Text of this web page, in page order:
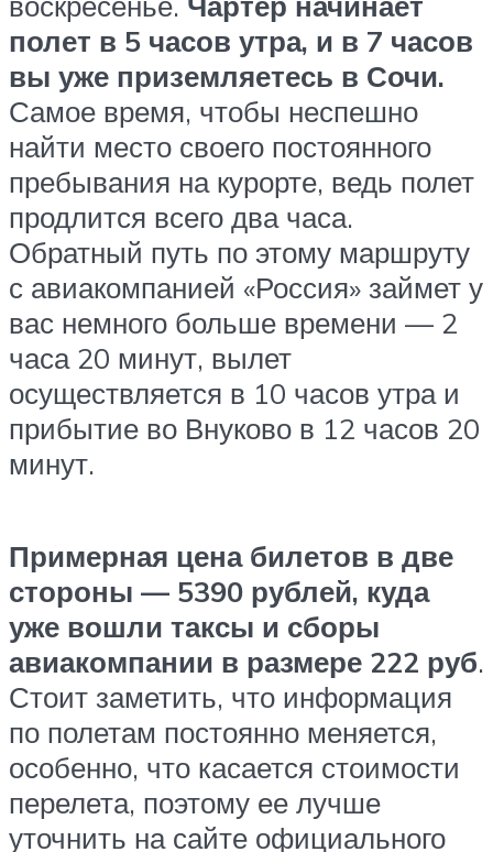
полет в 5 часов утра, и в 7 часов
вы уже приземляетесь в Сочи.
Самое время, чтобы неспешно
найти место своего постоянного
пребывания на курорте, ведь полет
продлится всего два часа.
Обратный путь по этому маршруту
с авиакомпанией «Россия» займет у
вас немного больше времени — 2
часа 20 минут, вылет
осуществляется в 10 часов утра и
прибытие во Внуково в 12 часов 20
минут.
Примерная цена билетов в две
стороны — 5390 рублей, куда
уже вошли таксы и сборы
авиакомпании в размере 222 руб.
Стоит заметить, что информация
по полетам постоянно меняется,
особенно, что касается стоимости
перелета, поэтому ее лучше
уточнить на сайте официального